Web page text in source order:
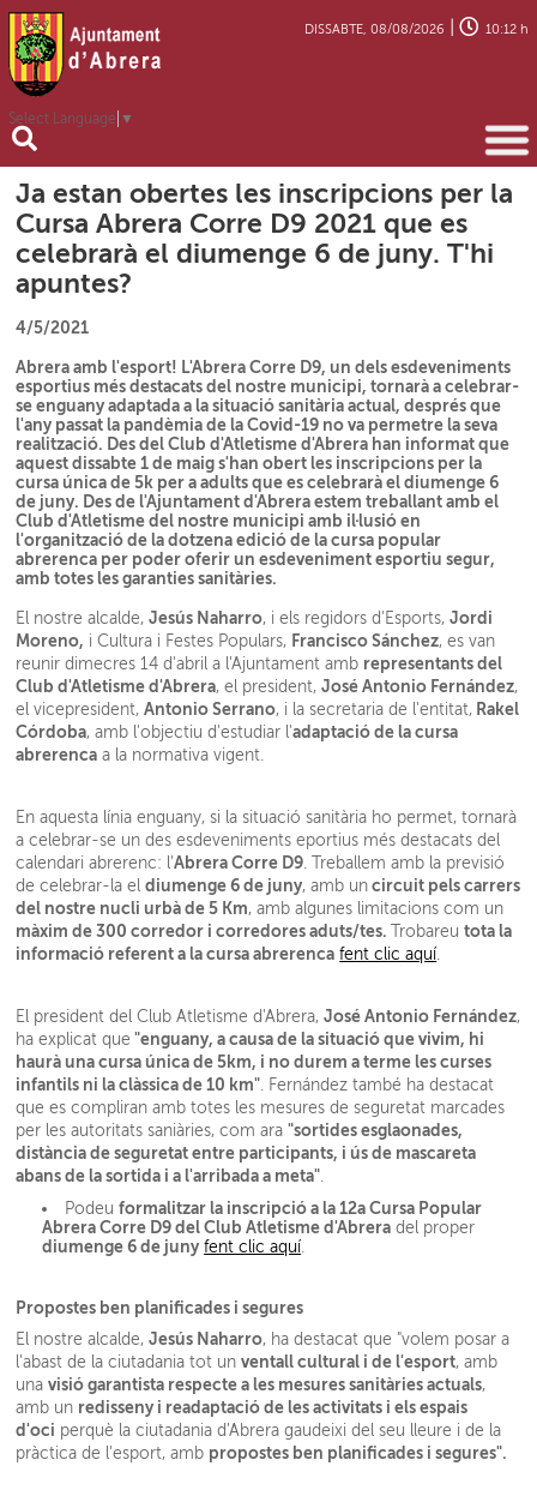
Select Language ▼
DISSABTE, 08/08/2026 10:12 h
Ja estan obertes les inscripcions per la
Cursa Abrera Corre D9 2021 que es
celebrarà el diumenge 6 de juny. T'hi
apuntes?
4/5/2021
Abrera amb l'esport! L'Abrera Corre D9, un dels esdeveniments
esportius més destacats del nostre municipi, tornarà a celebrar-
se enguany adaptada a la situació sanitària actual, després que
l'any passat la pandèmia de la Covid-19 no va permetre la seva
realització. Des del Club d'Atletisme d'Abrera han informat que
aquest dissabte 1 de maig s'han obert les inscripcions per la
cursa única de 5k per a adults que es celebrarà el diumenge 6
de juny. Des de l'Ajuntament d'Abrera estem treballant amb el
Club d'Atletisme del nostre municipi amb il·lusió en
l'organització de la dotzena edició de la cursa popular
abrerenca per poder oferir un esdeveniment esportiu segur,
amb totes les garanties sanitàries.
El nostre alcalde,Jesús Naharro, i els regidors d'Esports,Jordi
Moreno, i Cultura i Festes Populars, Francisco Sánchez, es van
reunir dimecres 14 d'abril a l'Ajuntament amb representants del
Club d'Atletisme d'Abrera, el president,José Antonio Fernández,
el vicepresident,Antonio Serrano, i la secretaria de l'entitat, Rakel
Córdoba, amb l'objectiu d'estudiar l'adaptació de la cursa
abrerenca a la normativa vigent.
En aquesta línia enguany, si la situació sanitària ho permet, tornarà
a celebrar-se un des esdeveniments eportius més destacats del
calendari abrerenc: l'Abrera Corre D9. Treballem amb la previsió
de celebrar-la eldiumenge 6 de juny, amb un circuit pels carrers
del nostre nucli urbà de 5 Km, amb algunes limitacions com un
màxim de 300 corredor i corredores aduts/tes. Trobareutota la
informació referent a la cursa abrerenca fent clic aquí.
El president del Club Atletisme d'Abrera,José Antonio Fernández,
ha explicat que "enguany, a causa de la situació que vivim, hi
haurà una cursa única de 5km, i no durem a terme les curses
infantils ni la clàssica de 10 km". Fernández també ha destacat
que es compliran amb totes les mesures de seguretat marcades
per les autoritats saniàries, com ara"sortides esglaonades,
distància de seguretat entre participants, i ús de mascareta
abans de la sortida i a l'arribada a meta".
Podeuformalitzar la inscripció a la 12a Cursa Popular
Abrera Corre D9 del Club Atletisme d'Abrera del proper
diumenge 6 de juny fent clic aquí
Propostes ben planificades i segures
El nostre alcalde,Jesús Naharro, ha destacat que "volem posar a
l'abast de la ciutadania tot unventall cultural i de l'esport, amb
unavisió garantista respecte a les mesures sanitàries actuals,
amb un redisseny i readaptació de les activitats i els espais
d'oci perquè la ciutadania d'Abrera gaudeixi del seu lleure i de la
pràctica de l'esport, amb propostes ben planificades i segures".